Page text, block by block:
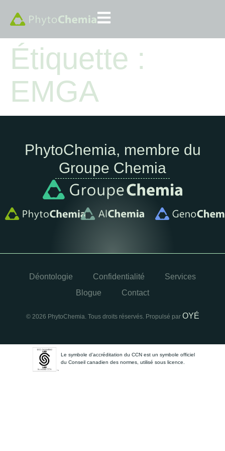
Étiquette :
EMGA
PhytoChemia, membre du
Groupe Chemia
© 2026 PhytoChemia. Tous droits réservés. Propulsé par OYÉ
Déontologie Confidentialité
Services
Blogue
Contact
Le symbole d’accréditation du CCN est un symbole officiel
du Conseil canadien des normes, utilisé sous licence.